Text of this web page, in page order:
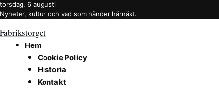
torsdag, 6 augusti
Nyheter, kultur och vad som händer härnäst.
Fabrikstorget
Hem
Cookie Policy
Historia
Kontakt